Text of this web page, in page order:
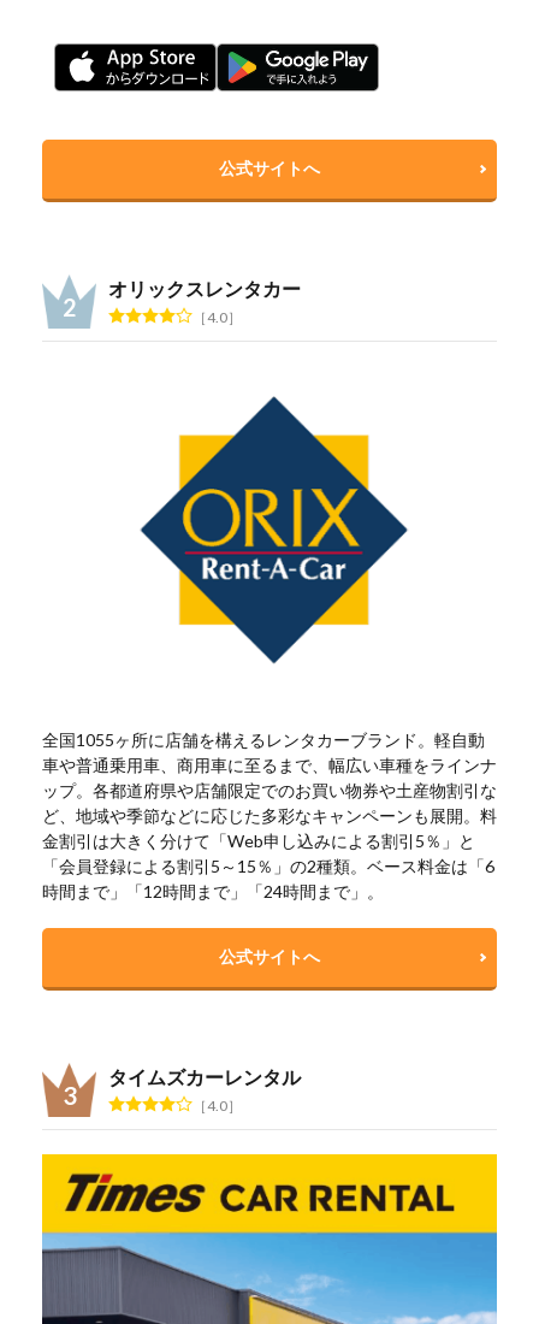
公式サイトへ
オリックスレンタカー
4.0
全国1055ヶ所に店舗を構えるレンタカーブランド。軽自動
車や普通乗用車、商用車に至るまで、幅広い車種をラインナ
ップ。各都道府県や店舗限定でのお買い物券や土産物割引な
ど、地域や季節などに応じた多彩なキャンペーンも展開。料
金割引は大きく分けて「Web申し込みによる割引5％」と
「会員登録による割引5～15％」の2種類。ベース料金は「6
時間まで」「12時間まで」「24時間まで」。
公式サイトへ
タイムズカーレンタル
4.0